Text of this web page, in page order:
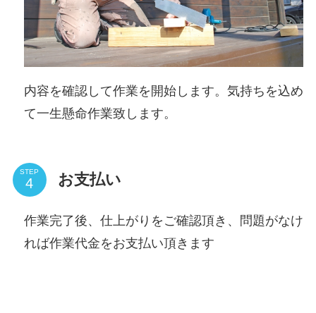
内容を確認して作業を開始します。気持ちを込め
て一生懸命作業致します。
STEP お支払い
作業完了後、仕上がりをご確認頂き、問題がなけ
れば作業代金をお支払い頂きます